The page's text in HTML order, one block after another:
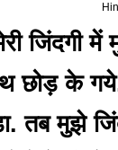
जिंदगी में
छोड़ के
तब मुझे